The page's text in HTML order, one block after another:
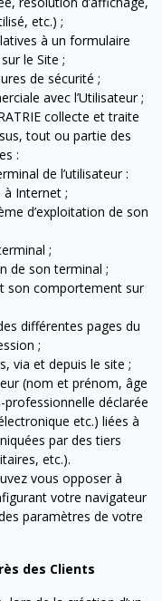
etc.) ;
à un formulaire
le Site ;
de sécurité ;
avec l’Utilisateur ;
collecte et traite
tout ou partie des
:
de l’utilisateur :
à Internet ;
d’exploitation de son
;
de son terminal ;
son comportement sur
différentes pages du
;
via et depuis le site ;
(nom et prénom, âge
professionnelle déclarée
etc.) liées à
par des tiers
etc.).
vous opposer à
votre navigateur
paramètres de votre
des Clients